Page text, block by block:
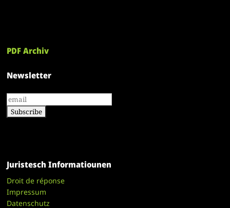
PDF Archiv
Newsletter
Juristesch Informatiounen
Droit de réponse
Impressum
Datenschutz